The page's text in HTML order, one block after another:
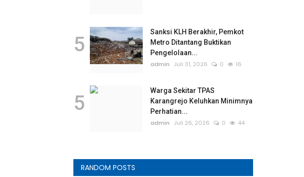
5
Sanksi KLH Berakhir, Pemkot
Metro Ditantang Buktikan
Pengelolaan...
admin
Juli 31, 2026 0 16
5
Warga Sekitar TPAS
Karangrejo Keluhkan Minimnya
Perhatian...
admin
Juli 26, 2026 0 44
RANDOM POSTS